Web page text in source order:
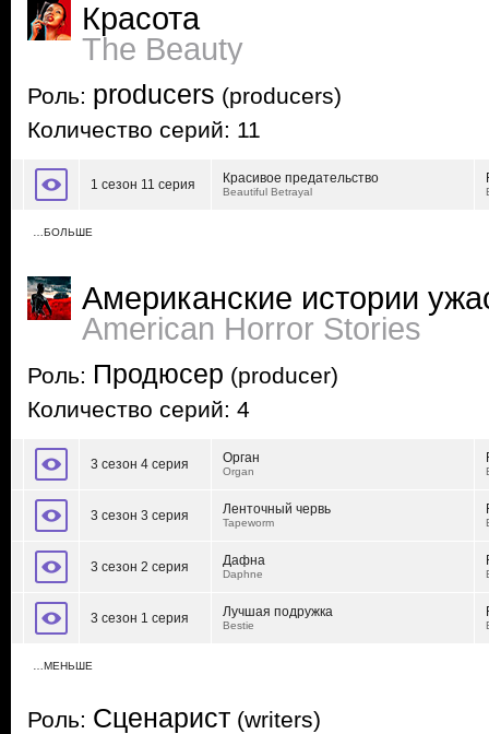
Красота
The Beauty
Роль: producers (producers)
Количество серий: 11
1 сезон 11 серия Красивое предательство
Beautiful Betrayal
…БОЛЬШЕ
Американские истории
American Horror Stories
Роль: Продюсер (producer)
Количество серий: 4
3 сезон 4 серия Орган
Organ
3 сезон 3 серия Ленточный червь
Tapeworm
3 сезон 2 серия Дафна
Daphne
3 сезон 1 серия Лучшая подружка
Bestie
…МЕНЬШЕ
Роль: Сценарист (writers)